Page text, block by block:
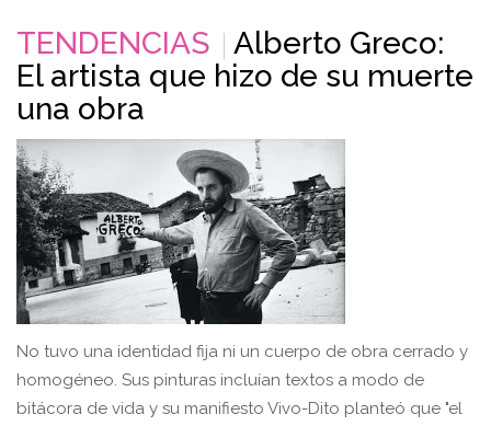
TENDENCIAS
Alberto Greco:
El artista que hizo de su muerte
una obra
No tuvo una identidad fija ni un cuerpo de obra cerrado y
homogéneo. Sus pinturas incluían textos a modo de
bitácora de vida y su manifiesto Vivo-Dito planteó que "el